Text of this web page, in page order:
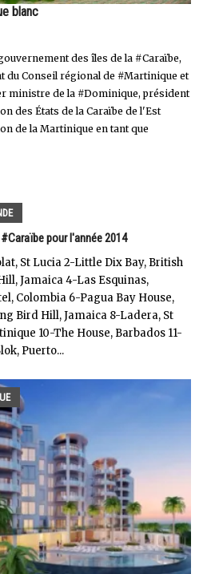
blanc
des îles de la #Caraïbe,
du Conseil régional de #Martinique et
ministre de la #Dominique, président
des États de la Caraïbe de l'Est
de la Martinique en tant que
pour l'année 2014
St Lucia 2-Little Dix Bay, British
Jamaica 4-Las Esquinas,
Colombia 6-Pagua Bay House,
Bird Hill, Jamaica 8-Ladera, St
10-The House, Barbados 11-
Puerto...